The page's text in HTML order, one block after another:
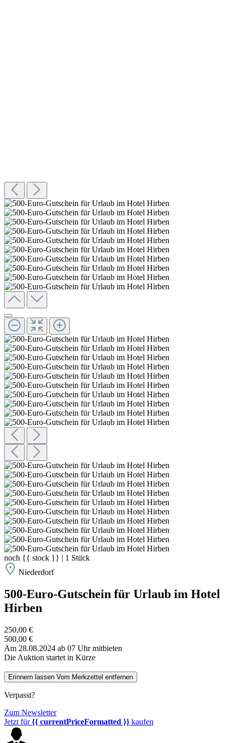
noch {{ stock }} | 1 Stück
Niederdorf
500-Euro-Gutschein für Urlaub im Hotel
Hirben
250,00 €
500,00 €
Am 28.08.2024 ab 07 Uhr mitbieten
Die Auktion startet in Kürze
Erinnern lassen Vom Merkzettel entfernen
Verpasst?
Zum Newsletter
Jetzt für{{ currentPriceFormatted }} kaufen